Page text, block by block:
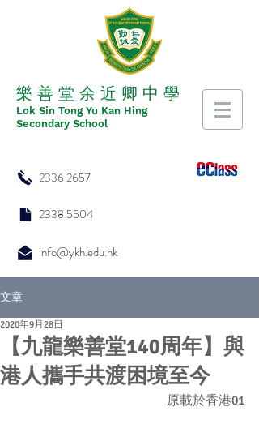
​​樂 善 堂 余 近 卿 中 學
​​Lok Sin Tong Yu Kan Hing
Secondary School
2336 2657
2338 5504
info@ykh.edu.hk
文章
【九龍樂善堂140周年】與
港人攜手共渡困境至今
2020年9月28日
原載於香港01